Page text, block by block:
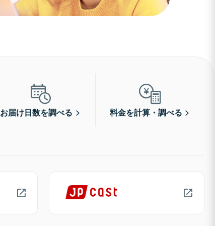
お届け日数を調べる 料金を計算・調べる